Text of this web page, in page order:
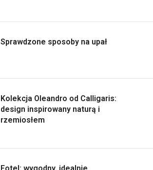
Sprawdzone sposoby na upał
Kolekcja Oleandro od Calligaris:
design inspirowany naturą i
rzemiosłem
Fotel: wygodny, idealnie